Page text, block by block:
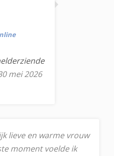
mei 2026
lieve en warme vrouw
moment voelde ik